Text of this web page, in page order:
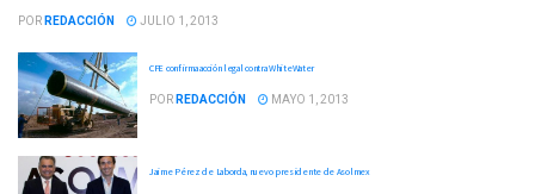
POR REDACCIÓN JULIO 1, 2013
CFE confirma acción legal contra WhiteWater
POR REDACCIÓN MAYO 1, 2013
Jaime Pérez de Laborda, nuevo presidente de Asolmex